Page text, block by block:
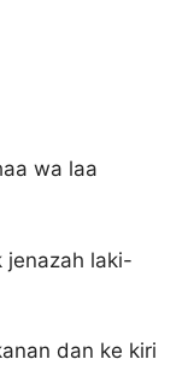
wa laa
jenazah laki-
dan ke kiri